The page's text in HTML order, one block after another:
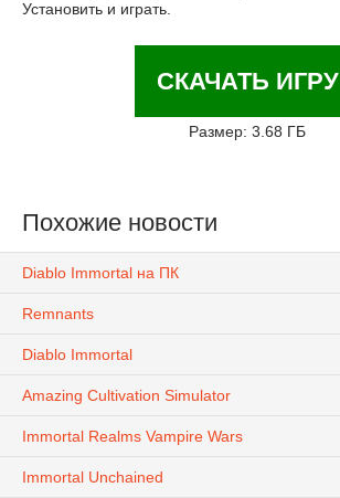
Установить и играть.
СКАЧАТЬ ИГРУ
Размер: 3.68 ГБ
Похожие новости
Diablo Immortal на ПК
Remnants
Diablo Immortal
Amazing Cultivation Simulator
Immortal Realms Vampire Wars
Immortal Unchained